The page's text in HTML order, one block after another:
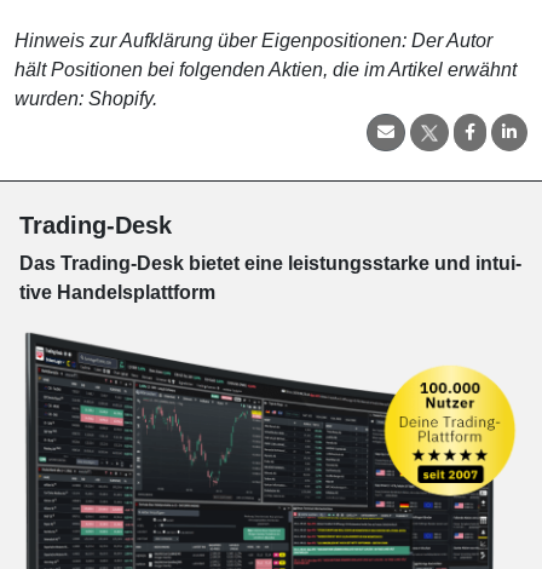
Hinweis zur Aufklärung über Eigenpositionen: Der Autor
hält Positionen bei folgenden Aktien, die im Artikel erwähnt
wurden: Shopify.
Trading-Desk
Das Trading-Desk bie­tet eine leis­tungs­star­ke und in­tui­
tive Han­dels­platt­form